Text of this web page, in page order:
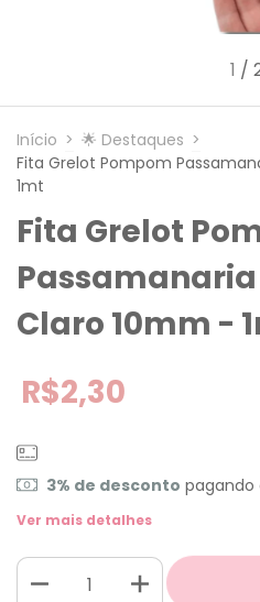
1 /
Início > Destaques >
Fita Grelot Pompom
1mt
Fita Grelot
Claro 10mm -
R$2,30
3% de desconto pagando
Ver mais detalhes